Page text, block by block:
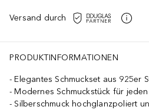
Versand durch
PRODUKTINFORMATIONEN
Elegantes Schmuckset aus 925er
Modernes Schmuckstück für
Silberschmuck hochglanzpoliert